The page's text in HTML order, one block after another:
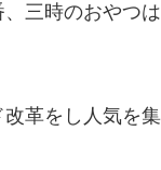
、三時のおや
革をし人気を